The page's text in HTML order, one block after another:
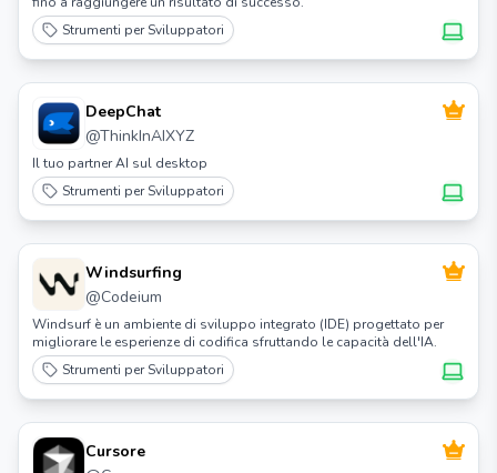
Strumenti per Sviluppatori
DeepChat
@ThinkInAIXYZ
Il tuo partner AI sul desktop
Strumenti per Sviluppatori
Windsurfing
@Codeium
Windsurf è un ambiente di sviluppo integrato (IDE) progettato per
migliorare le esperienze di codifica sfruttando le capacità dell'IA.
Strumenti per Sviluppatori
Cursore